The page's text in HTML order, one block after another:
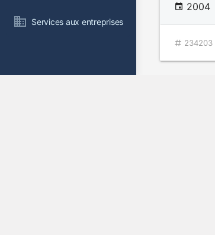
Services aux entreprises
2004
234203